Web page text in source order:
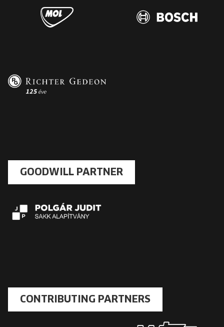
GOODWILL PARTNER
CONTRIBUTING PARTNERS